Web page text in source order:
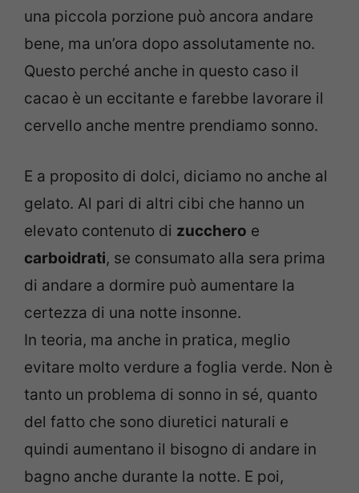
una piccola porzione può ancora andare
bene, ma un’ora dopo assolutamente no.
Questo perché anche in questo caso il
cacao è un eccitante e farebbe lavorare il
cervello anche mentre prendiamo sonno.
E a proposito di dolci, diciamo no anche al
gelato. Al pari di altri cibi che hanno un
elevato contenuto di zucchero e
carboidrati, se consumato alla sera prima
di andare a dormire può aumentare la
certezza di una notte insonne.
In teoria, ma anche in pratica, meglio
evitare molto verdure a foglia verde. Non è
tanto un problema di sonno in sé, quanto
del fatto che sono diuretici naturali e
quindi aumentano il bisogno di andare in
bagno anche durante la notte. E poi,